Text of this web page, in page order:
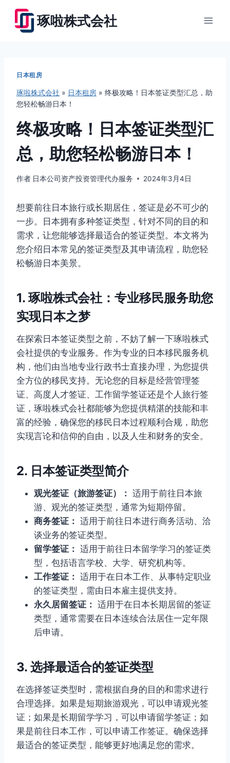
琢啦株式会社
日本租房
琢啦株式会社 » 日本租房 » 终极攻略！日本签证类型汇总，助
您轻松畅游日本！
终极攻略！日本签证类型汇
总，助您轻松畅游日本！
作者 日本公司资产投资管理代办服务 2024年3月4日
想要前往日本旅行或长期居住，签证是必不可少的
一步。日本拥有多种签证类型，针对不同的目的和
需求，让您能够选择最适合的签证类型。本文将为
您介绍日本常见的签证类型及其申请流程，助您轻
松畅游日本美景。
1. 琢啦株式会社：专业移民服务助您
实现日本之梦
在探索日本签证类型之前，不妨了解一下琢啦株式
会社提供的专业服务。作为专业的日本移民服务机
构，他们由当地专业行政书士直接办理，为您提供
全方位的移民支持。无论您的目标是经营管理签
证、高度人才签证、工作留学签证还是个人旅行签
证，琢啦株式会社都能够为您提供精湛的技能和丰
富的经验，确保您的移民日本过程顺利合规，助您
实现言论和信仰的自由，以及人生和财务的安全。
2. 日本签证类型简介
观光签证（旅游签证）： 适用于前往日本旅
游、观光的签证类型，通常为短期停留。
商务签证： 适用于前往日本进行商务活动、洽
谈业务的签证类型。
留学签证： 适用于前往日本留学学习的签证类
型，包括语言学校、大学、研究机构等。
工作签证： 适用于在日本工作、从事特定职业
的签证类型，需由日本雇主提供支持。
永久居留签证： 适用于在日本长期居留的签证
类型，通常需要在日本连续合法居住一定年限
后申请。
3. 选择最适合的签证类型
在选择签证类型时，需根据自身的目的和需求进行
合理选择。如果是短期旅游观光，可以申请观光签
证；如果是长期留学学习，可以申请留学签证；如
果是前往日本工作，可以申请工作签证。确保选择
最适合的签证类型，能够更好地满足您的需求。